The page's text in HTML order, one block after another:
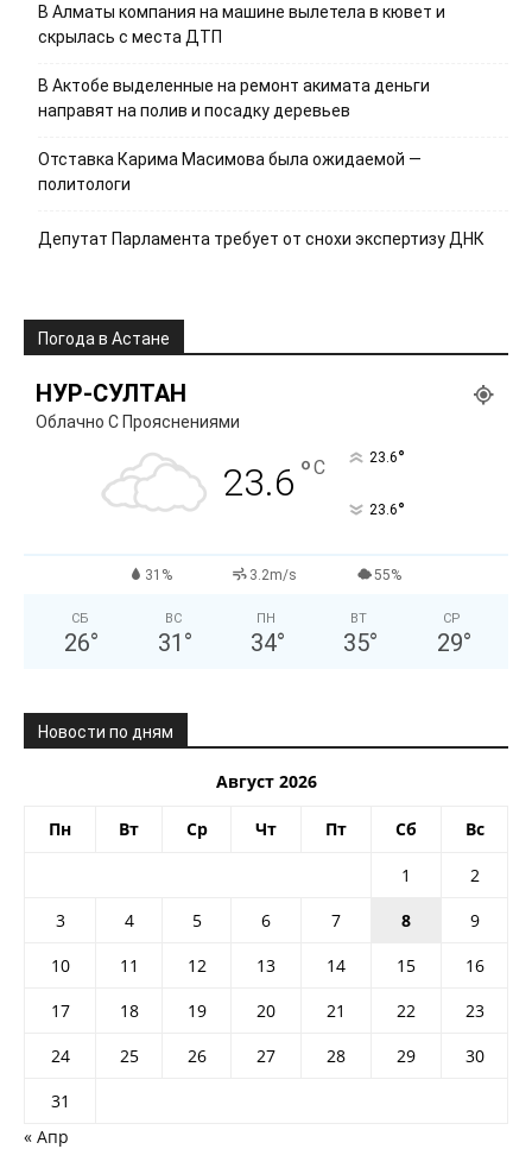
В Алматы компания на машине вылетела в кювет и
скрылась с места ДТП
В Актобе выделенные на ремонт акимата деньги
направят на полив и посадку деревьев
Отставка Карима Масимова была ожидаемой —
политологи
Депутат Парламента требует от снохи экспертизу ДНК
Погода в Астане
НУР-СУЛТАН
Облачно С Прояснениями
23.6 °C 23.6°
23.6°
31% 3.2m/s 55%
СБ
26°
ВС
31 °
ПН
34°
ВТ
35°
СР
29°
Новости по дням
Август 2026
Пн Вт Ср Чт Пт Сб Вс
1
2
3
4 5 6 7 8
9
10
11 12 13 14 15
16
17
18 19 20 21 22
23
24
25 26 27 28 29
30
31
« Апр